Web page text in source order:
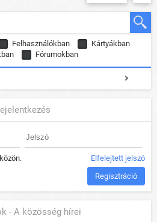
Felhasználókban
Kártyákban
Fórumokban
Elfelejtett jelszó
Regisztráció
- A közösség hírei